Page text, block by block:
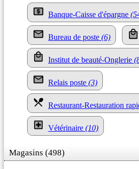
Banque-Caisse d'épargne
Bureau de poste (6)
Institut de beauté-Onglerie
Relais poste (3)
Restaurant-Restauration
Vétérinaire (10)
Magasins (498)